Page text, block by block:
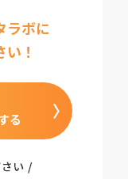
ラボに
！
る